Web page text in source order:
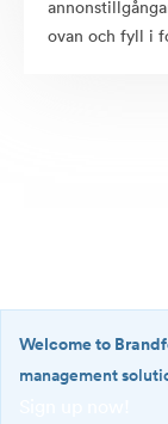
ovan och fyll i
Welcome to
management